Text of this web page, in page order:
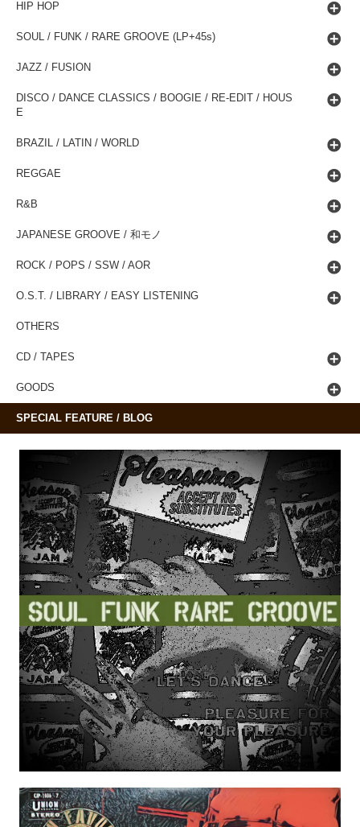
HIP HOP
SOUL / FUNK / RARE GROOVE (LP+45s)
JAZZ / FUSION
DISCO / DANCE CLASSICS / BOOGIE / RE-EDIT / HOUS
E
BRAZIL / LATIN / WORLD
REGGAE
R&B
JAPANESE GROOVE / 和モノ
ROCK / POPS / SSW / AOR
O.S.T. / LIBRARY / EASY LISTENING
OTHERS
CD / TAPES
GOODS
SPECIAL FEATURE / BLOG